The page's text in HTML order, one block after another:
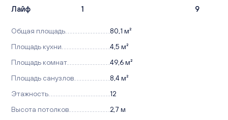
Лайф 1 9
Общая площадь
80,1 м²
Площадь кухни
4,5 м²
Площадь комнат
49,6 м²
Площадь санузлов
8,4 м²
Этажность
12
Высота потолков
2,7 м